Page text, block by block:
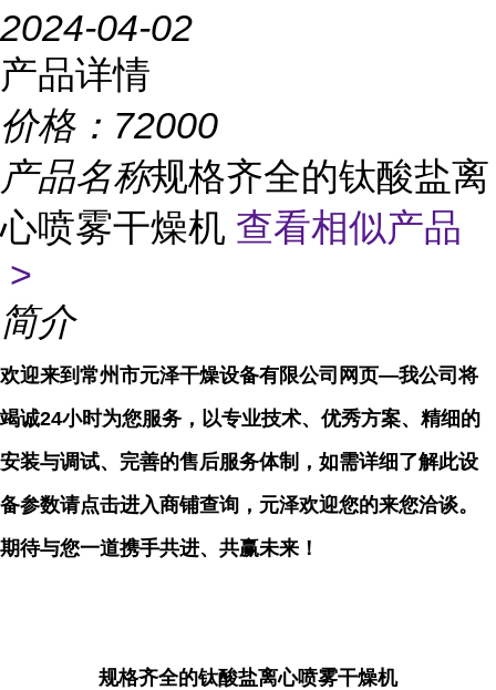
2024-04-02
产品详情
价格： 72000
产品名称规格齐全的钛酸盐离
心喷雾干燥机 查看相似产品
>
简介
欢迎来到常州市元泽干燥设备有限公司网页—我公司将
竭诚24小时为您服务，以专业技术、优秀方案、精细的
安装与调试、完善的售后服务体制，如需详细了解此设
备参数请点击进入商铺查询，元泽欢迎您的来您洽谈。
期待与您一道携手共进、共赢未来！
规格齐全的钛酸盐离心喷雾干燥机